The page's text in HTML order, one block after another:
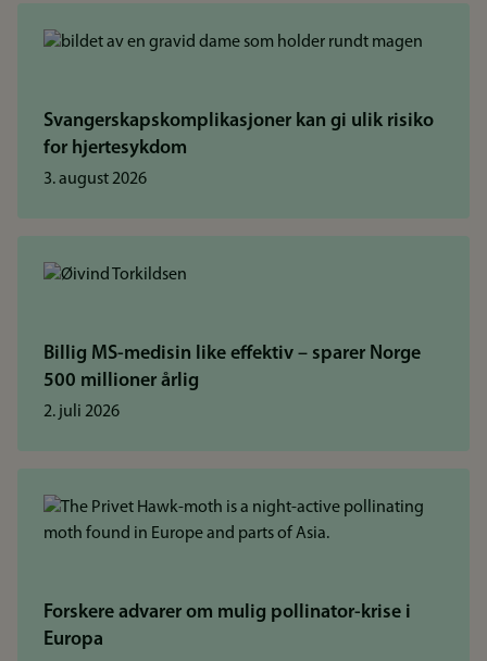
Svangerskapskomplikasjoner kan gi ulik risiko
for hjertesykdom
3. august 2026
Billig MS-medisin like effektiv – sparer Norge
500 millioner årlig
2. juli 2026
Forskere advarer om mulig pollinator-krise i
Europa